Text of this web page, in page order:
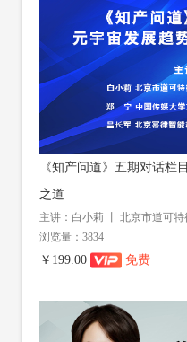
《知产问道》五期对话栏
之道
主讲：白小莉 丨 北京市道可
浏览量：3834
￥199.00 免费